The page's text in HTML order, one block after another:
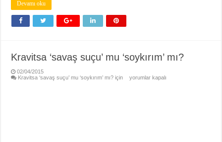
Devamı oku
Kravitsa ‘savaş suçu’ mu ‘soykırım’ mı?
02/04/2015
Kravitsa ‘savaş suçu’ mu ‘soykırım’ mı? için
yorumlar kapalı